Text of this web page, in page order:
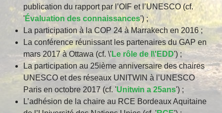
publication du rapport par l’OIF et l’UNESCO (cf.
'Évaluation des connaissances') ;
La participation à la COP 24 à Marrakech en 2016 ;
La conférence réunissant les partenaires du GAP en
mars 2017 à Ottawa (cf. \'Le rôle de l\'EDD') ;
La participation au 25ième anniversaire des chaires
UNESCO et des réseaux UNITWIN à l’UNESCO
Paris en octobre 2017 (cf. 'Unitwin a 25ans') ;
L’adhésion de la chaire au RCE Bordeaux Aquitaine